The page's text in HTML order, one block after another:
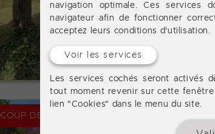
COUP DE CŒUR
navigation optimale. Ces services
navigateur afin de fonctionner
acceptez leurs conditions d'utilisation.
Voir les services
Les services cochés seront activés
tout moment revenir sur cette
lien "Cookies" dans le menu du site.